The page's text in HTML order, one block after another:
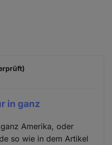
in ganz
Amerika, oder
so wie in dem Artikel